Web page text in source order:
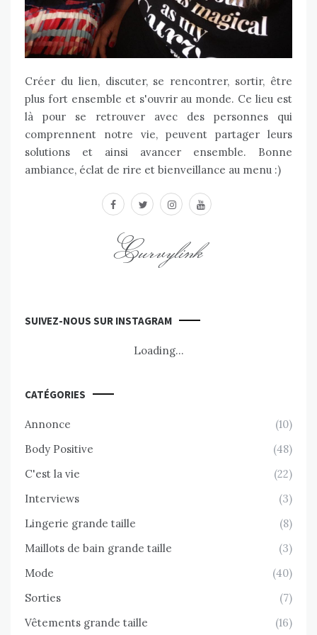
Créer du lien, discuter, se rencontrer, sortir, être
plus fort ensemble et s'ouvrir au monde. Ce lieu est
là pour se retrouver avec des personnes qui
comprennent notre vie, peuvent partager leurs
solutions et ainsi avancer ensemble. Bonne
ambiance, éclat de rire et bienveillance au menu :)
facebooktwitterinstagram
youtube
Curvylink
SUIVEZ-NOUS SUR INSTAGRAM
Loading...
CATÉGORIES
Annonce
(10)
Body Positive
(48)
C'est la vie
(22)
Interviews
(3)
Lingerie grande taille
(8)
Maillots de bain grande taille
(3)
Mode
(40)
Sorties
(7)
Vêtements grande taille
(16)